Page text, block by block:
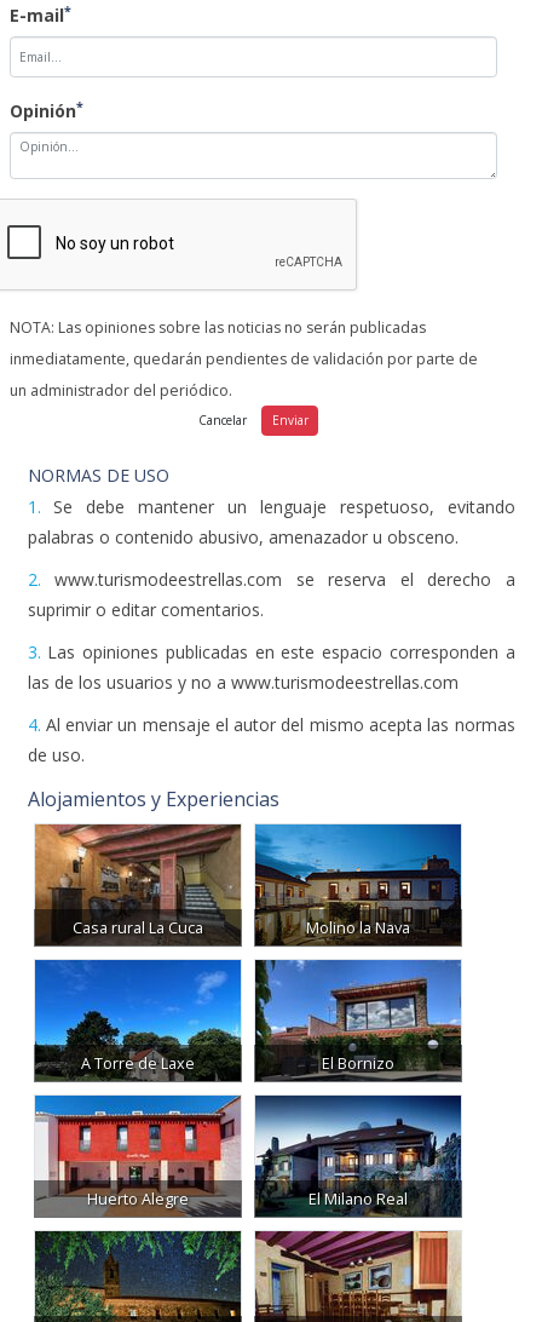
E-mail*
Opinión*
NOTA: Las opiniones sobre las noticias no serán publicadas
inmediatamente, quedarán pendientes de validación por parte de
un administrador del periódico.
NORMAS DE USO
1. Se debe mantener un lenguaje respetuoso, evitando
palabras o contenido abusivo, amenazador u obsceno.
2. www.turismodeestrellas.com se reserva el derecho a
suprimir o editar comentarios.
3. Las opiniones publicadas en este espacio corresponden a
las de los usuarios y no a www.turismodeestrellas.com
4. Al enviar un mensaje el autor del mismo acepta las normas
de uso.
Alojamientos y Experiencias
Casa rural La Cuca Molino la Nava
A Torre de Laxe El Bornizo
Huerto Alegre El Milano Real